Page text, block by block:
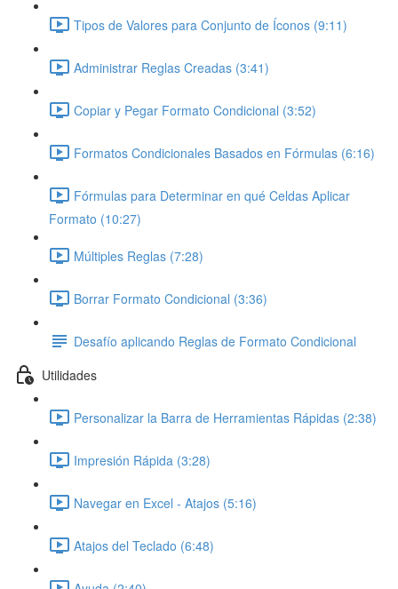
Tipos de Valores para Conjunto de Íconos (9:11)
Administrar Reglas Creadas (3:41)
Copiar y Pegar Formato Condicional (3:52)
Formatos Condicionales Basados en Fórmulas (6:16)
Fórmulas para Determinar en qué Celdas Aplicar
Formato (10:27)
Múltiples Reglas (7:28)
Borrar Formato Condicional (3:36)
Desafío aplicando Reglas de Formato Condicional
Utilidades
Personalizar la Barra de Herramientas Rápidas (2:38)
Impresión Rápida (3:28)
Navegar en Excel - Atajos (5:16)
Atajos del Teclado (6:48)